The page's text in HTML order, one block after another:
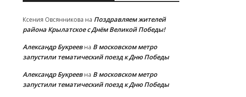
Ксения Овсянникова на Поздравляем жителей
района Крылатское с Днём Великой Победы!
Александр Букреевна В московском метро
запустили тематический поезд к Дню Победы
Александр Букреевна В московском метро
запустили тематический поезд к Дню Победы